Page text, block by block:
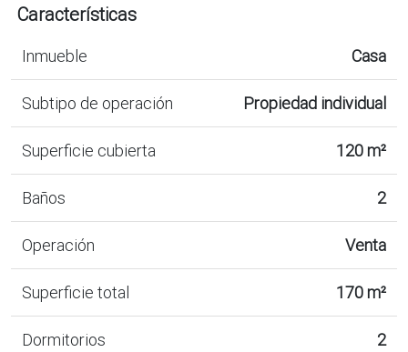
Características
Inmueble Casa
Subtipo de operación Propiedad individual
Superficie cubierta 120 m²
Baños 2
Operación Venta
Superficie total 170 m²
Dormitorios 2